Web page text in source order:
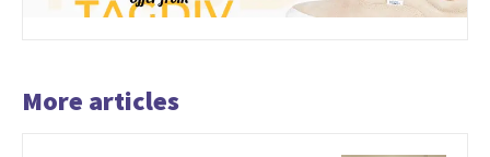
More articles